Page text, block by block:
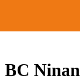
BC